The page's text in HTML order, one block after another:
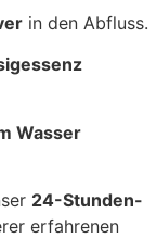
in den Abfluss.
Wasser
24-Stunden-
erfahrenen